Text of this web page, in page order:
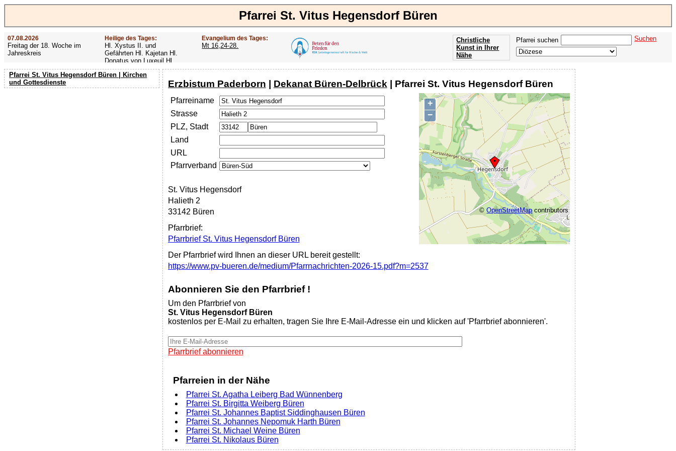
Pfarrei St. Vitus Hegensdorf Büren
07.08.2026
Freitag der 18. Woche im
Jahreskreis
Heilige des Tages:
Hl. Xystus II. und
Gefährten Hl. Kajetan Hl.
Donatus von Luxeuil Hl.
Afra
Evangelium des Tages:
Mt 16,24-28.
Pfarrei suchen Suchen
Christliche
Kunst in Ihrer
Nähe
Pfarrei St. Vitus Hegensdorf Büren | Kirchen
und Gottesdienste
Erzbistum Paderborn | Dekanat Büren-Delbrück | Pfarrei St. Vitus Hegensdorf Büren
+
−
©OpenStreetMapcontributors
Pfarreiname
Strasse
PLZ, Stadt
Land
URL
Pfarrverband
St. Vitus Hegensdorf
Halieth 2
33142 Büren
Pfarrbrief:
Pfarrbrief St. Vitus Hegensdorf Büren
Der Pfarrbrief wird Ihnen an dieser URL bereit gestellt:
https://www.pv-bueren.de/medium/Pfarrnachrichten-2026-15.pdf?m=2537
Abonnieren Sie den Pfarrbrief !
Um den Pfarrbrief von
St. Vitus Hegensdorf Büren
kostenlos per E-Mail zu erhalten, tragen Sie Ihre E-Mail-Adresse ein und klicken auf 'Pfarrbrief abonnieren'.
Pfarrbrief abonnieren
Pfarreien in der Nähe
Pfarrei St. Agatha Leiberg Bad Wünnenberg
Pfarrei St. Birgitta Weiberg Büren
Pfarrei St. Johannes Baptist Siddinghausen Büren
Pfarrei St. Johannes Nepomuk Harth Büren
Pfarrei St. Michael Weine Büren
Pfarrei St. Nikolaus Büren